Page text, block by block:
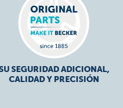
SEGURIDAD ADICIONAL,
CALIDAD Y PRECISIÓN